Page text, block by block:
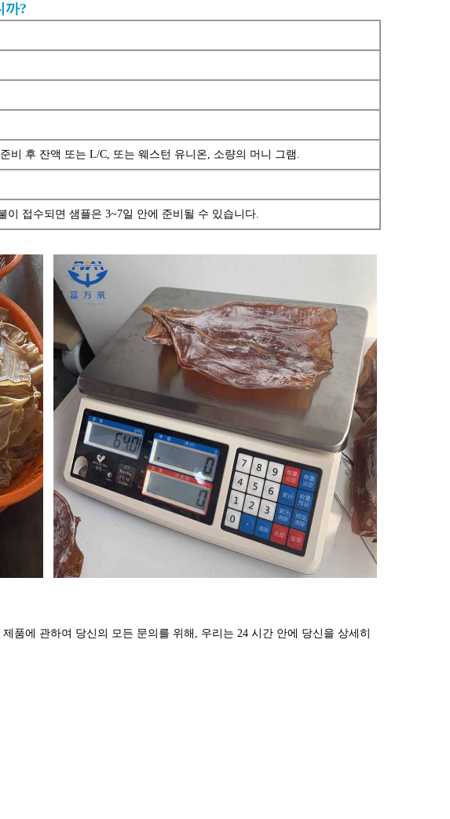
까?
비 후 잔액 또는 L/C, 또는 웨스턴 유니온, 소량의 머니 그램.
접수되면 샘플은 3~7일 안에 준비될 수 있습니다.
품에 관하여 당신의 모든 문의를 위해, 우리는 24 시간 안에 당신을 상세히